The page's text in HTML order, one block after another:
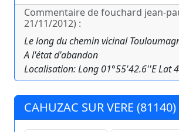
Commentaire de fouchard jean-
21/11/2012) :
Le long du chemin vicinal
A l'état d'abandon
Localisation: Long 01°55'42.6''E Lat
CAHUZAC SUR VERE (81140)